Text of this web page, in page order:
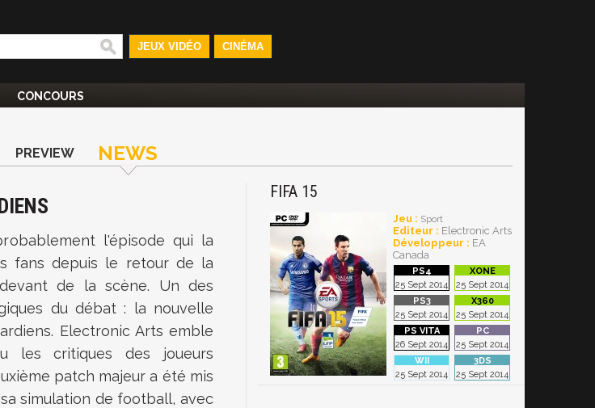
JEUX VIDÉO CINÉMA
CONCOURS
PREVIEW NEWS
l'épisode qui la
fans depuis le retour de la
de la scène. Un des
du débat : la nouvelle
Electronic Arts emble
les critiques des joueurs
patch majeur a été mis
simulation de football, avec
FIFA 15
Jeu : Sport
Editeur : Electronic Arts
Développeur : EA
Canada
25 Sept 2014 25 Sept 2014
25 Sept 2014 25 Sept 2014
26 Sept 2014 25 Sept 2014
25 Sept 2014 25 Sept 2014